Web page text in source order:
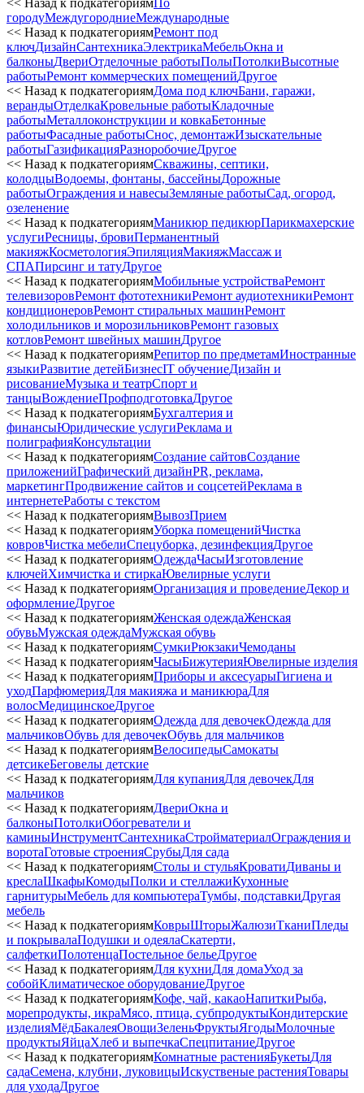
городуМеждугородниеМеждународные
<< Назад к подкатегориямРемонт под
ключДизайнСантехникаЭлектрикаМебельОкна и
балконыДвериОтделочные работыПолыПотолкиВысотные
работыРемонт коммерческих помещенийДругое
<< Назад к подкатегориямДома под ключБани, гаражи,
верандыОтделкаКровельные работыКладочные
работыМеталлоконструкции и ковкаБетонные
работыФасадные работыСнос, демонтажИзыскательные
работыГазификацияРазноробочиеДругое
<< Назад к подкатегориямСкважины, септики,
колодцыВодоемы, фонтаны, бассейныДорожные
работыОграждения и навесыЗемляные работыСад, огород,
озеленение
<< Назад к подкатегориямМаникюр педикюрПарикмахерские
услугиРесницы, бровиПерманентный
макияжКосметологияЭпиляцияМакияжМассаж и
СПАПирсинг и татуДругое
<< Назад к подкатегориямМобильные устройстваРемонт
телевизоровРемонт фототехникиРемонт аудиотехникиРемонт
кондиционеровРемонт стиральных машинРемонт
холодильников и морозильниковРемонт газовых
котловРемонт швейных машинДругое
<< Назад к подкатегориямРепитор по предметамИностранные
языкиРазвитие детейБизнесIT обучениеДизайн и
рисованиеМузыка и театрСпорт и
танцыВождениеПрофподготовкаДругое
<< Назад к подкатегориямБухгалтерия и
финансыЮридические услугиРеклама и
полиграфияКонсультации
<< Назад к подкатегориямСоздание сайтовСоздание
приложенийГрафический дизайнPR, реклама,
маркетингПродвижение сайтов и соцсетейРеклама в
интернетеРаботы с текстом
<< Назад к подкатегориямВывозПрием
<< Назад к подкатегориямУборка помещенийЧистка
ковровЧистка мебелиСпецуборка, дезинфекцияДругое
<< Назад к подкатегориямОдеждаЧасыИзготовление
ключейХимчистка и стиркаЮвелирные услуги
<< Назад к подкатегориямОрганизация и проведениеДекор и
оформлениеДругое
<< Назад к подкатегориямЖенская одеждаЖенская
обувьМужская одеждаМужская обувь
<< Назад к подкатегориямСумкиРюкзакиЧемоданы
<< Назад к подкатегориямЧасыБижутерияЮвелирные изделия
<< Назад к подкатегориямПриборы и аксесуарыГигиена и
уходПарфюмерияДля макияжа и маникюраДля
волосМедицинскоеДругое
<< Назад к подкатегориямОдежда для девочекОдежда для
мальчиковОбувь для девочекОбувь для мальчиков
<< Назад к подкатегориямВелосипедыСамокаты
детсикеБеговелы детские
<< Назад к подкатегориямДля купанияДля девочекДля
мальчиков
<< Назад к подкатегориямДвериОкна и
балконыПотолкиОбогреватели и
каминыИнструментСантехникаСтройматериалОграждения и
воротаГотовые строенияСрубыДля сада
<< Назад к подкатегориямСтолы и стульяКроватиДиваны и
креслаШкафыКомодыПолки и стеллажиКухонные
гарнитурыМебель для компьютераТумбы, подставкиДругая
мебель
<< Назад к подкатегориямКоврыШторыЖалюзиТканиПледы
и покрывалаПодушки и одеялаСкатерти,
салфеткиПолотенцаПостельное бельеДругое
<< Назад к подкатегориямДля кухниДля домаУход за
собойКлиматическое оборудованиеДругое
<< Назад к подкатегориямКофе, чай, какаоНапиткиРыба,
морепродукты, икраМясо, птица, субпродуктыКондитерские
изделияМёдБакалеяОвощиЗеленьФруктыЯгодыМолочные
продуктыЯйцаХлеб и выпечкаСпецпитаниеДругое
<< Назад к подкатегориямКомнатные растенияБукетыДля
садаСемена, клубни, луковицыИскуственые растенияТовары
для уходаДругое